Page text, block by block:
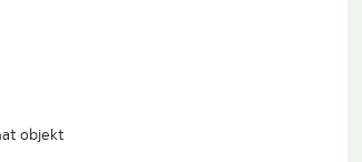
objekt